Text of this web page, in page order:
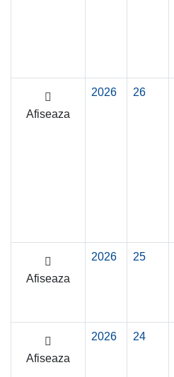
Afiseaza
2026 26
Afiseaza
2026 25
Afiseaza
2026 24